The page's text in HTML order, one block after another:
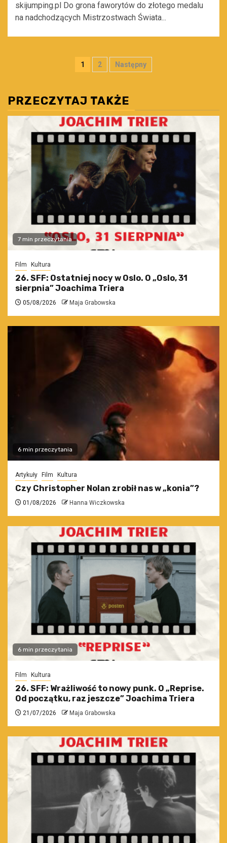
skijumping.pl Do grona faworytów do złotego medalu
na nadchodzących Mistrzostwach Świata...
Stronicowanie
1 2 Następny
PRZECZYTAJ TAKŻE
7 min przeczytania
Film Kultura
26. SFF: Ostatniej nocy w Oslo. O „Oslo, 31
sierpnia” Joachima Triera
05/08/2026 Maja Grabowska
6 min przeczytania
Artykuły Film Kultura
Czy Christopher Nolan zrobił nas w „konia”?
01/08/2026 Hanna Wiczkowska
6 min przeczytania
Film Kultura
26. SFF: Wrażliwość to nowy punk. O „Reprise.
Od początku, raz jeszcze” Joachima Triera
21/07/2026 Maja Grabowska